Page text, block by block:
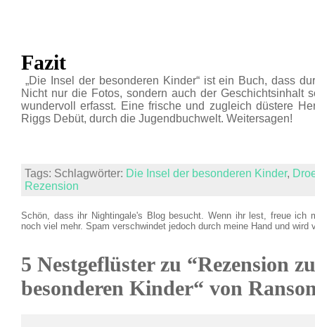
Fazit
„Die Insel der besonderen Kinder“ ist ein Buch, dass
Nicht nur die Fotos, sondern auch der Geschichtsinhalt
wundervoll erfasst. Eine frische und zugleich düstere
Riggs Debüt, durch die Jugendbuchwelt. Weitersagen!
Tags: Schlagwörter: Die Insel der besonderen Kinder,
Rezension
Schön, dass ihr Nightingale's Blog besucht. Wenn ihr lest, freue ich
noch viel mehr. Spam verschwindet jedoch durch meine Hand und wird
5 Nestgeflüster zu “Rezension
besonderen Kinder“ von